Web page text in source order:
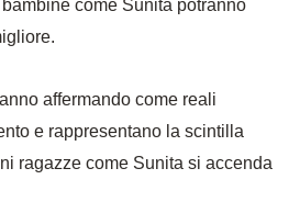
come Sunita potranno
affermando come reali
e rappresentano la scintilla
ragazze come Sunita si accenda